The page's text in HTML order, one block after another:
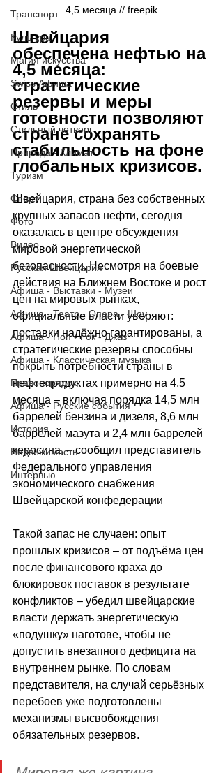
Транспорт
Культура
Магия искусства
Swiss Афиша
Стиль
Стильный четверг
Природа - Климат
Туризм
Спорт
Фото
Видео
Русская Швейцария
Афиша - Выставки - Музеи
Афиша - Театр - Опера - Шоу
Афиша - Поп - Рок - Джаз
Афиша - Классическая музыка
Правопорядок
Афиша - Русские события
История
Недвижимость
Интервью
4,5 месяца // freepik
Швейцария
обеспечена нефтью на
4,5 месяца:
стратегические
резервы и меры
готовности позволяют
стране сохранять
стабильность на фоне
глобальных кризисов.
Швейцария, страна без собственных
крупных запасов нефти, сегодня
оказалась в центре обсуждения
мировой энергетической
безопасности. Несмотря на боевые
действия на Ближнем Востоке и рост
цен на мировых рынках,
официальные власти уверяют:
поставки надёжно гарантированы, а
стратегические резервы способны
покрыть потребности страны в
нефтепродуктах примерно на 4,5
месяца – включая порядка 14,5 млн
баррелей бензина и дизеля, 8,6 млн
баррелей мазута и 2,4 млн баррелей
керосина, – сообщил представитель
Федерального управления
экономического снабжения
Швейцарской конфедерации
Такой запас не случаен: опыт
прошлых кризисов – от подъёма цен
после финансового краха до
блокировок поставок в результате
конфликтов – убедил швейцарские
власти держать энергетическую
«подушку» наготове, чтобы не
допустить внезапного дефицита на
внутреннем рынке. По словам
представителя, на случай серьёзных
перебоев уже подготовлены
механизмы высвобождения
обязательных резервов.